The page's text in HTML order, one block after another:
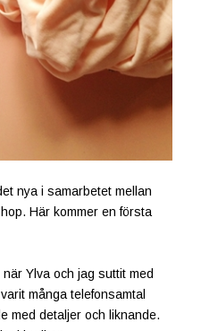
nya i samarbetet mellan
Här kommer en första
Ylva och jag suttit med
många telefonsamtal
med detaljer och liknande.